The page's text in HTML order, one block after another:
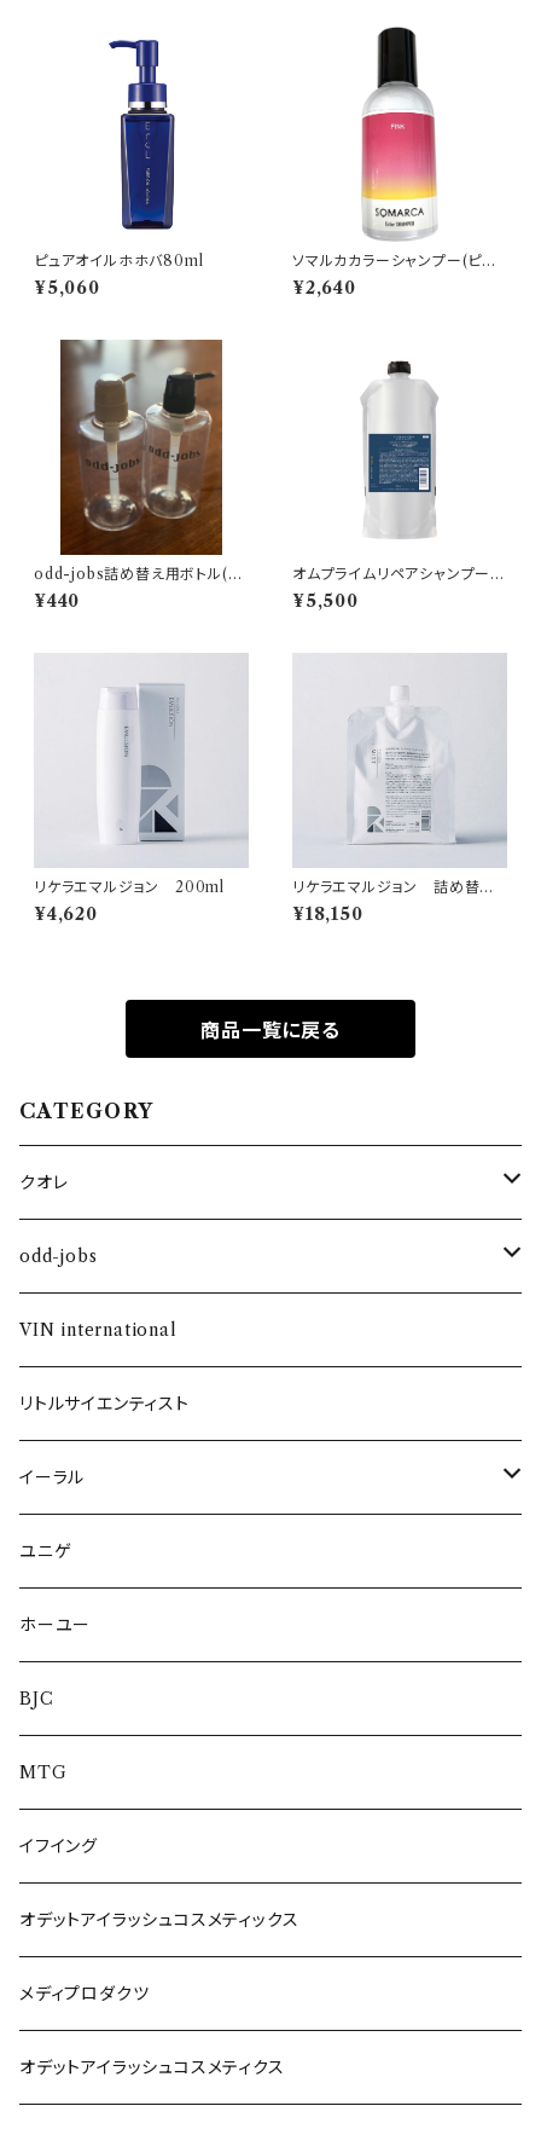
ピュアオイルホホバ80ml
¥5,060
ソマルカカラーシャンプー(ピン
ク)
¥2,640
odd-jobs詰め替え用ボトル(ブ
ラック)
¥440
オムプライムリペアシャンプー3
40ml詰め替え
¥5,500
リケラエマルジョン 200ml
¥4,620
リケラエマルジョン 詰め替え１
L
¥18,150
商品一覧に戻る
CATEGORY
クオレ
コスメティック
ヘアケア
odd-jobs
シャンプー＆トリートメント
ネイル
VIN international
リトルサイエンティスト
イーラル
スカルプケア
ユニゲ
ホーユー
BJC
MTG
イフイング
オデットアイラッシュコスメティックス
メディプロダクツ
オデットアイラッシュコスメティクス